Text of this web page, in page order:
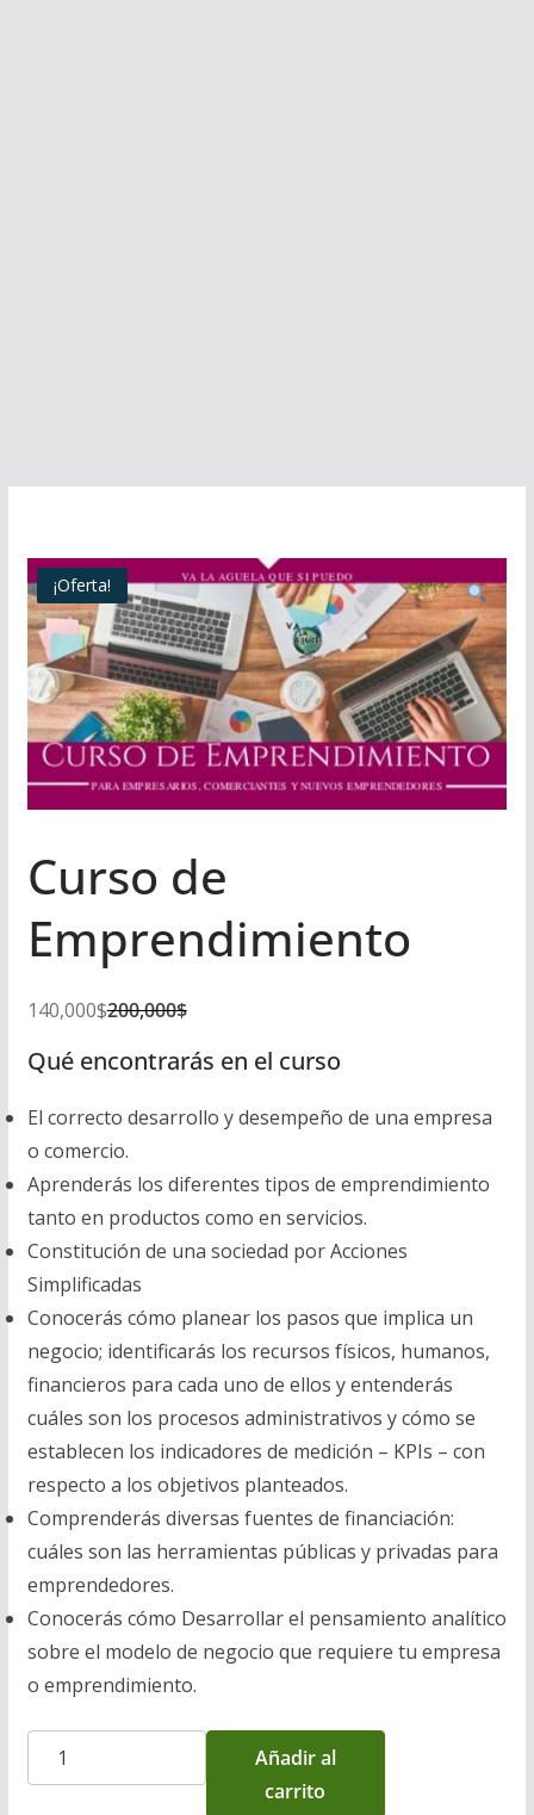
¡Oferta!
Curso de
Emprendimiento
200,000$
E
l
r
e
c
i
o
o
r
i
g
i
n
a
l
e
r
a
:
2
0
,
140,000$
E
l
r
e
c
i
o
a
c
t
u
a
l
e
s
:
1
4
0
,
0
0
Qué encontrarás en el curso
El correcto desarrollo y desempeño de una empresa
o comercio.
Aprenderás los diferentes tipos de emprendimiento
tanto en productos como en servicios.
Constitución de una sociedad por Acciones
Simplificadas
Conocerás cómo planear los pasos que implica un
negocio; identificarás los recursos físicos, humanos,
financieros para cada uno de ellos y entenderás
cuáles son los procesos administrativos y cómo se
establecen los indicadores de medición – KPIs – con
respecto a los objetivos planteados.
Comprenderás diversas fuentes de financiación:
cuáles son las herramientas públicas y privadas para
emprendedores.
Conocerás cómo Desarrollar el pensamiento analítico
sobre el modelo de negocio que requiere tu empresa
o emprendimiento.
Curso
de
Añadir al
carrito